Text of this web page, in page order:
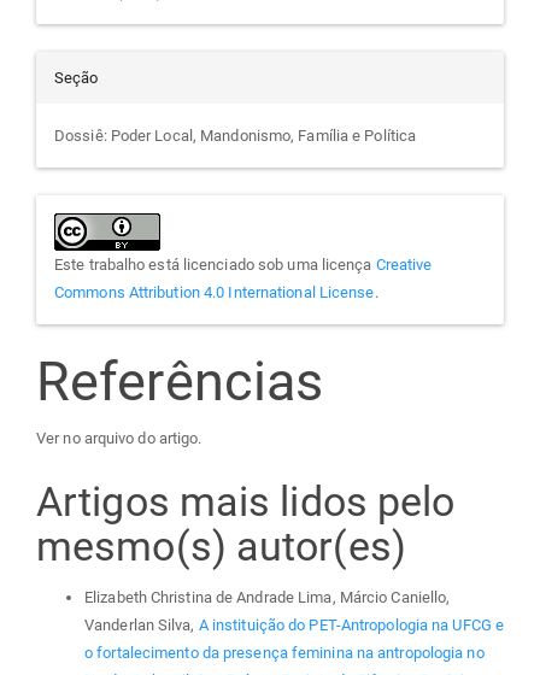
Seção
Dossiê: Poder Local, Mandonismo, Família e Política
Este trabalho está licenciado sob uma licença Creative
Commons Attribution 4.0 International License.
Referências
Ver no arquivo do artigo.
Artigos mais lidos pelo
mesmo(s) autor(es)
Elizabeth Christina de Andrade Lima, Márcio Caniello,
Vanderlan Silva, A instituição do PET-Antropologia na UFCG e
o fortalecimento da presença feminina na antropologia no